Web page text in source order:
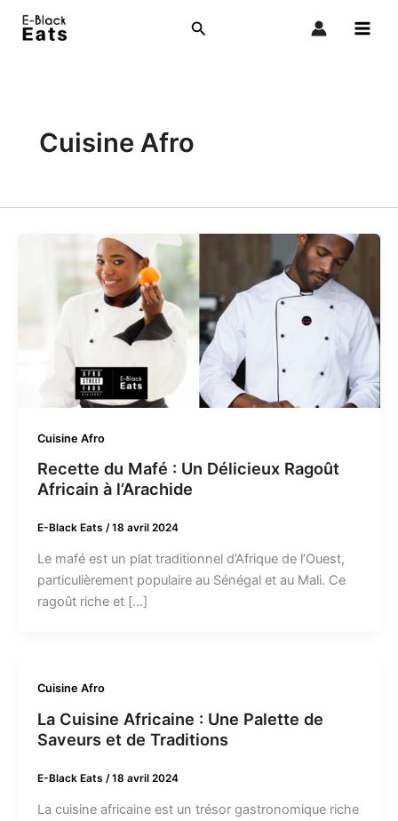
Rechercher
Cuisine Afro
Cuisine Afro
Recette du Mafé : Un Délicieux Ragoût
Africain à l’Arachide
E-Black Eats /18 avril 2024
Le mafé est un plat traditionnel d’Afrique de l’Ouest,
particulièrement populaire au Sénégal et au Mali. Ce
ragoût riche et […]
Cuisine Afro
La Cuisine Africaine : Une Palette de
Saveurs et de Traditions
E-Black Eats /18 avril 2024
La cuisine africaine est un trésor gastronomique riche